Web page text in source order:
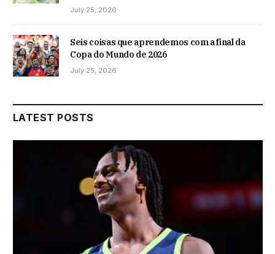
July 25, 2026
Seis coisas que aprendemos com a final da
Copa do Mundo de 2026
July 25, 2026
LATEST POSTS